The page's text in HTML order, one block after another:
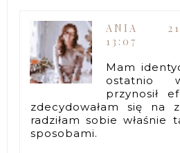
ANIA
13:07
Mam
ostatnio
przynosił
zdecydowałam się na
radziłam sobie właśnie
sposobami.